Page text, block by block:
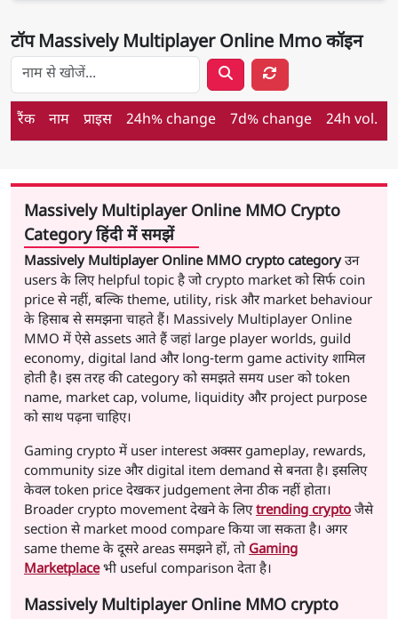
टॉप Massively Multiplayer Online Mmo कॉइन
Layer 1 कॉइन खोजें
रैंक नाम प्राइस 24h% change 7d% change 24h vol.
Massively Multiplayer Online MMO Crypto
Category हिंदी में समझें
Massively Multiplayer Online MMO crypto categoryउन
users के लिए helpful topic है जो crypto market को सिर्फ coin
price से नहीं, बल्कि theme, utility, risk और market behaviour
के हिसाब से समझना चाहते हैं। Massively Multiplayer Online
MMO में ऐसे assets आते हैं जहां large player worlds, guild
economy, digital land और long-term game activity शामिल
होती है। इस तरह की category को समझते समय user को token
name, market cap, volume, liquidity और project purpose
को साथ पढ़ना चाहिए।
Gaming crypto में user interest अक्सर gameplay, rewards,
community size और digital item demand से बनता है। इसलिए
केवल token price देखकर judgement लेना ठीक नहीं होता।
Broader crypto movement देखने के लिएtrending crypto जैसे
section से market mood compare किया जा सकता है। अगर
same theme के दूसरे areas समझने हों, तो Gaming
Marketplaceभी useful comparison देता है।
Massively Multiplayer Online MMO crypto